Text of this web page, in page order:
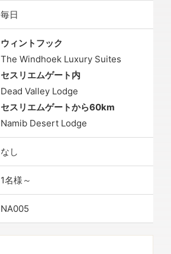
毎日
ウィントフック
The Windhoek Luxury Suites
セスリエムゲート内
Dead Valley Lodge
セスリエムゲートから60km
Namib Desert Lodge
なし
1名様～
NA005